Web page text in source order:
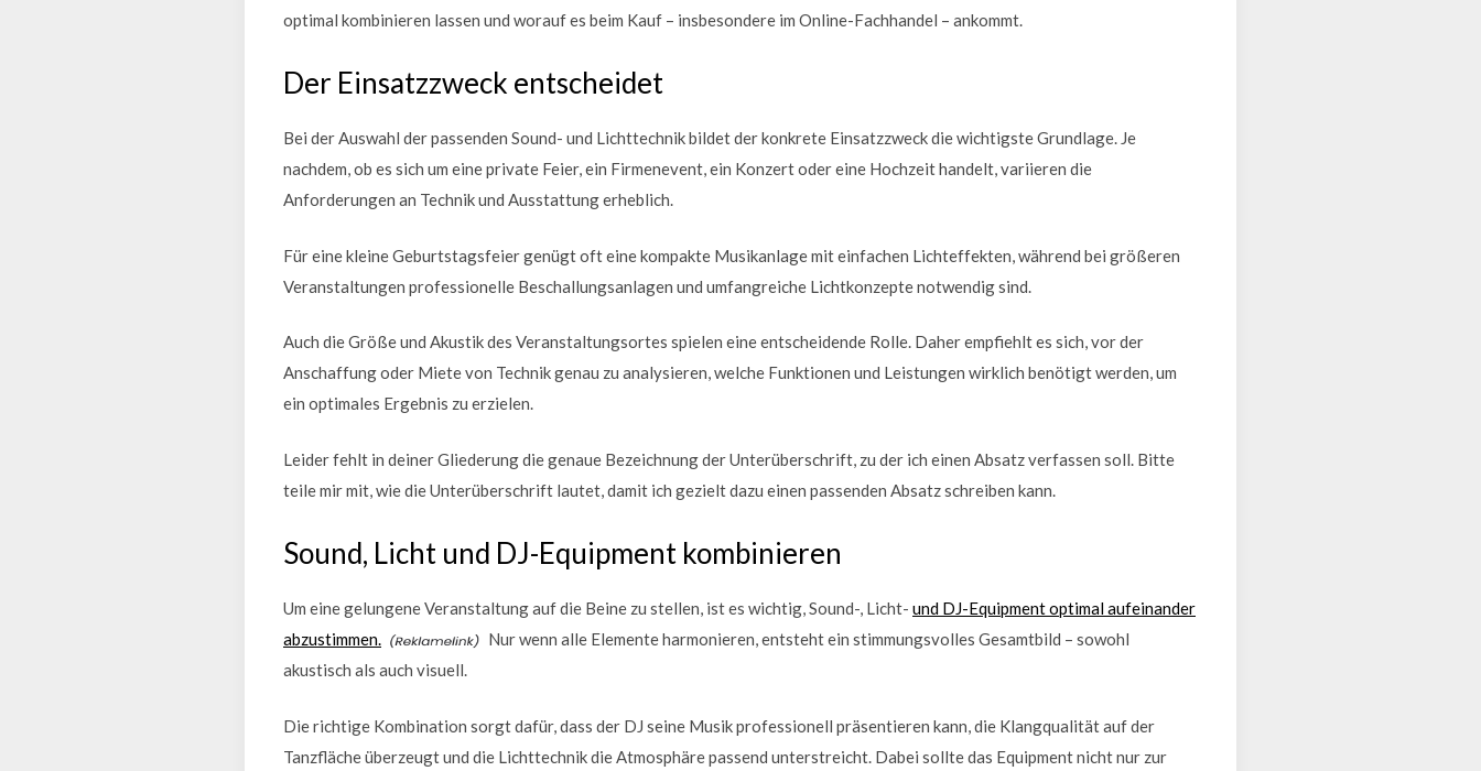
optimal kombinieren lassen und worauf es beim Kauf – insbesondere im Online-Fachhandel – ankommt.
Der Einsatzzweck entscheidet
Bei der Auswahl der passenden Sound- und Lichttechnik bildet der konkrete Einsatzzweck die wichtigste Grundlage. Je
nachdem, ob es sich um eine private Feier, ein Firmenevent, ein Konzert oder eine Hochzeit handelt, variieren die
Anforderungen an Technik und Ausstattung erheblich.
Für eine kleine Geburtstagsfeier genügt oft eine kompakte Musikanlage mit einfachen Lichteffekten, während bei größeren
Veranstaltungen professionelle Beschallungsanlagen und umfangreiche Lichtkonzepte notwendig sind.
Auch die Größe und Akustik des Veranstaltungsortes spielen eine entscheidende Rolle. Daher empfiehlt es sich, vor der
Anschaffung oder Miete von Technik genau zu analysieren, welche Funktionen und Leistungen wirklich benötigt werden, um
ein optimales Ergebnis zu erzielen.
Leider fehlt in deiner Gliederung die genaue Bezeichnung der Unterüberschrift, zu der ich einen Absatz verfassen soll. Bitte
teile mir mit, wie die Unterüberschrift lautet, damit ich gezielt dazu einen passenden Absatz schreiben kann.
Sound, Licht und DJ-Equipment kombinieren
Um eine gelungene Veranstaltung auf die Beine zu stellen, ist es wichtig, Sound-, Licht- und DJ-Equipment optimal aufeinander
abzustimmen.
Nur wenn alle Elemente harmonieren, entsteht ein stimmungsvolles Gesamtbild – sowohl
akustisch als auch visuell.
Die richtige Kombination sorgt dafür, dass der DJ seine Musik professionell präsentieren kann, die Klangqualität auf der
Tanzfläche überzeugt und die Lichttechnik die Atmosphäre passend unterstreicht. Dabei sollte das Equipment nicht nur zur